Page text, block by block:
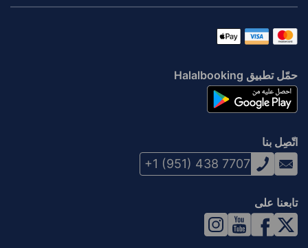
حمّل تطبيق Halalbooking
اتّصِل بنا
+1 (951) 438 7707
تابعنا على